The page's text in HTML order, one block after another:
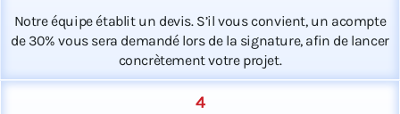
Notre équipe établit un devis. S’il vous convient, un acompte
de 30% vous sera demandé lors de la signature, afin de lancer
concrètement votre projet.
4